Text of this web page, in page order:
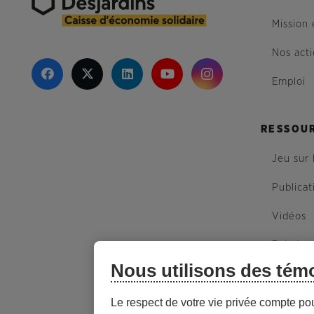
Mission
Nos
Emploi
Jeu sur
Vidéos
Balados
Plan
Nous utilisons des
Le respect de votre vie privée compte